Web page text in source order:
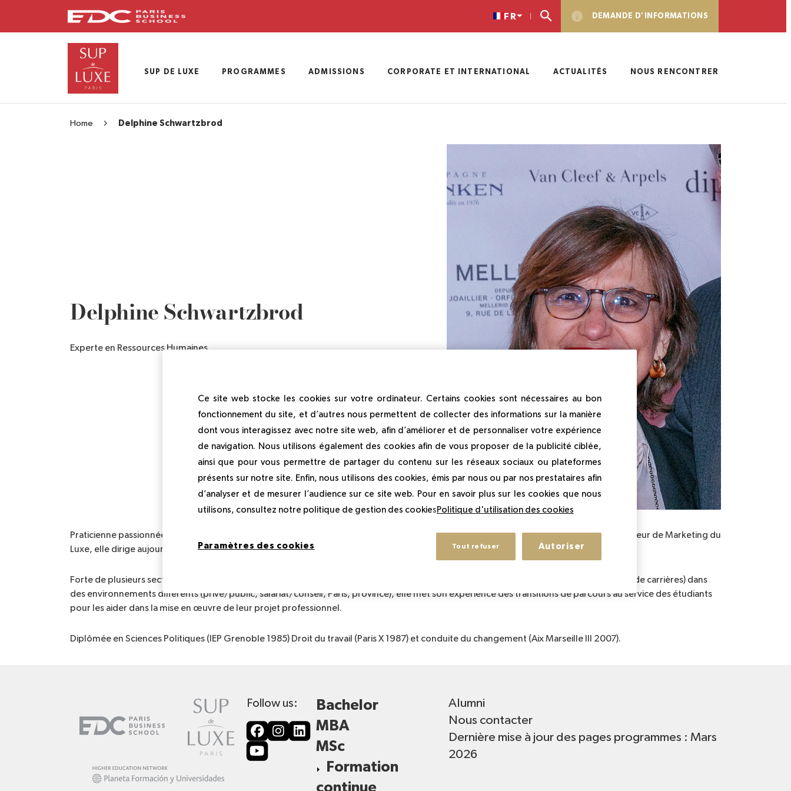
main
FR DEMANDE D'INFORMATIONS
SUP DE LUXE PROGRAMMES ADMISSIONS CORPORATE ET INTERNATIONAL ACTUALITÉS NOUS RENCONTRER
Home Delphine Schwartzbrod
Delphine Schwartzbrod
Experte en Ressources Humaines
Praticienne passionnée des ressources humaines, DRH de Cartier international de 1989 à 1998 participant à la création de l’Institut Supérieur de Marketing du
Luxe, elle dirige aujourd’hui celles du Palais de Tokyo.
Forte de plusieurs secteurs d’activité (Luxe, Urbanisme, Publicité, Culture), de disciplines transversales (recrutement, coaching, gestion de carrières) dans
des environnements différents (privé/public, salariat/conseil, Paris, province), elle met son expérience des transitions de parcours au service des étudiants
pour les aider dans la mise en œuvre de leur projet professionnel.
Diplômée en Sciences Politiques (IEP Grenoble 1985) Droit du travail (Paris X 1987) et conduite du changement (Aix Marseille III 2007).
Follow us:
Bachelor
MBA
MSc
Formation
continue
Alumni
Nous contacter
Dernière mise à jour des pages programmes : Mars
2026
Ce site web stocke les cookies sur votre ordinateur. Certains cookies sont nécessaires au bon
fonctionnement du site, et d’autres nous permettent de collecter des informations sur la manière
dont vous interagissez avec notre site web, afin d’améliorer et de personnaliser votre expérience
de navigation. Nous utilisons également des cookies afin de vous proposer de la publicité ciblée,
ainsi que pour vous permettre de partager du contenu sur les réseaux sociaux ou plateformes
présents sur notre site. Enfin, nous utilisons des cookies, émis par nous ou par nos prestataires afin
d’analyser et de mesurer l’audience sur ce site web. Pour en savoir plus sur les cookies que nous
utilisons, consultez notre politique de gestion des cookies Politique d'utilisation des cookies
Tout refuser Autoriser
Paramètres des cookies